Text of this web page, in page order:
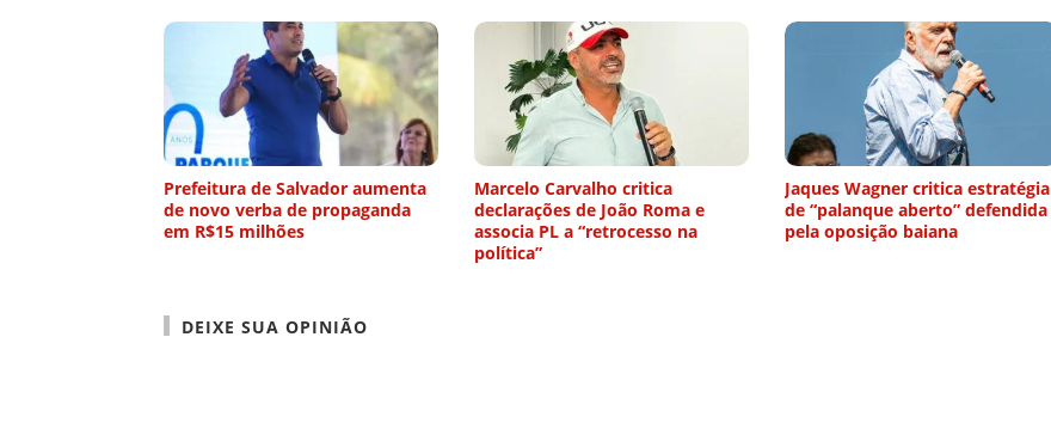
Prefeitura de Salvador aumenta
de novo verba de propaganda
em R$15 milhões
Marcelo Carvalho critica
declarações de João Roma e
associa PL a “retrocesso na
política”
Jaques Wagner critica estratégia
de “palanque aberto” defendida
pela oposição baiana
DEIXE SUA OPINIÃO